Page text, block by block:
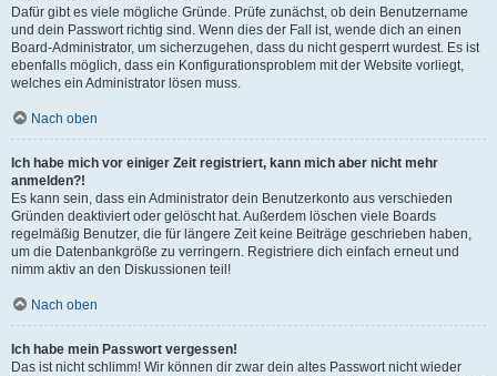
Dafür gibt es viele mögliche Gründe. Prüfe zunächst, ob dein Benutzername
und dein Passwort richtig sind. Wenn dies der Fall ist, wende dich an einen
Board-Administrator, um sicherzugehen, dass du nicht gesperrt wurdest. Es ist
ebenfalls möglich, dass ein Konfigurationsproblem mit der Website vorliegt,
welches ein Administrator lösen muss.
Nach oben
Ich habe mich vor einiger Zeit registriert, kann mich aber nicht mehr
anmelden?!
Es kann sein, dass ein Administrator dein Benutzerkonto aus verschieden
Gründen deaktiviert oder gelöscht hat. Außerdem löschen viele Boards
regelmäßig Benutzer, die für längere Zeit keine Beiträge geschrieben haben,
um die Datenbankgröße zu verringern. Registriere dich einfach erneut und
nimm aktiv an den Diskussionen teil!
Nach oben
Ich habe mein Passwort vergessen!
Das ist nicht schlimm! Wir können dir zwar dein altes Passwort nicht wieder